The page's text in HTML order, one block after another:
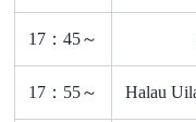
17：45～
17：55～ Halau